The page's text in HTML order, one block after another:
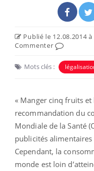
Publié le 12.08.2014
Commenter
Mots clés :
« Manger cinq fruits
recommandation du
Mondiale de la Santé
publicités
Cependant, la
monde est loin